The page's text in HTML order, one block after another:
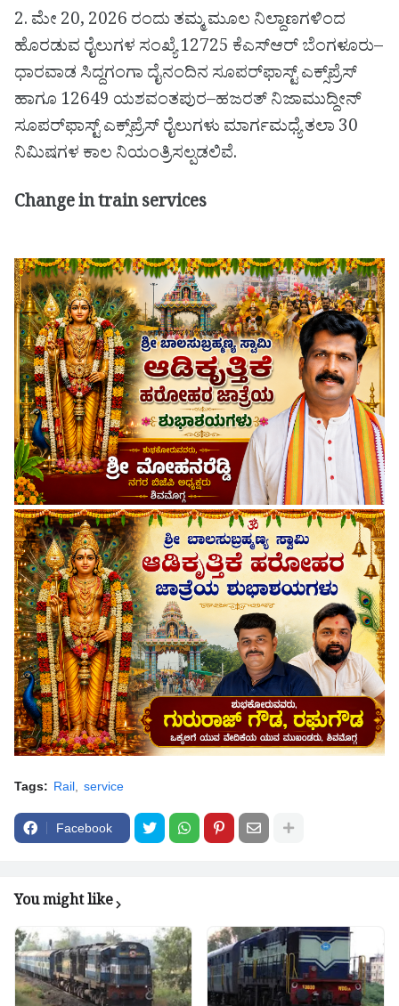
2. ಮೇ 20, 2026 ರಂದು ತಮ್ಮ ಮೂಲ ನಿಲ್ದಾಣಗಳಿಂದ
ಹೊರಡುವ ರೈಲುಗಳ ಸಂಖ್ಯೆ 12725 ಕೆಎಸ್ಆರ್ ಬೆಂಗಳೂರು–
ಧಾರವಾಡ ಸಿದ್ದಗಂಗಾ ದೈನಂದಿನ ಸೂಪರ್‌ಫಾಸ್ಟ್ ಎಕ್ಸ್‌ಪ್ರೆಸ್
ಹಾಗೂ 12649 ಯಶವಂತಪುರ–ಹಜರತ್ ನಿಜಾಮುದ್ದೀನ್
ಸೂಪರ್‌ಫಾಸ್ಟ್ ಎಕ್ಸ್‌ಪ್ರೆಸ್ ರೈಲುಗಳು ಮಾರ್ಗಮಧ್ಯೆ ತಲಾ 30
ನಿಮಿಷಗಳ ಕಾಲ ನಿಯಂತ್ರಿಸಲ್ಪಡಲಿವೆ.
Change in train services
Tags: Rail service
Facebook
You might like